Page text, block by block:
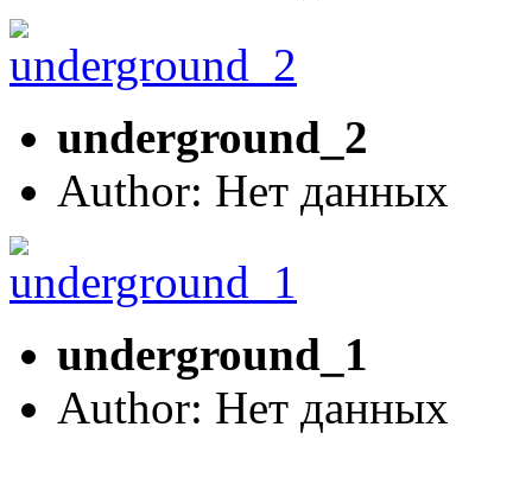
underground_2
Author: Нет данных
underground_1
Author: Нет данных